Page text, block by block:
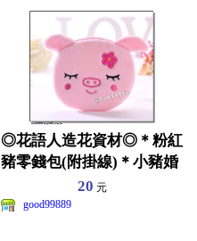
◎花語人造花資材◎＊粉紅
豬零錢包(附掛線)＊小豬婚
禮小物~尾牙抽獎贈品
20 元
good99889